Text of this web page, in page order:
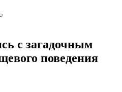
с загадочным
поведения